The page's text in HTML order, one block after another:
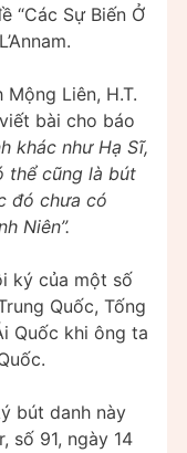
“Các Sự Biến Ở
Liên, H.T.
bài cho báo
khác như Hạ Sĩ,
thể cũng là bút
đó chưa có
Niên”.
ký của một số
Quốc, Tống
Quốc khi ông ta
bút danh này
số 91, ngày 14